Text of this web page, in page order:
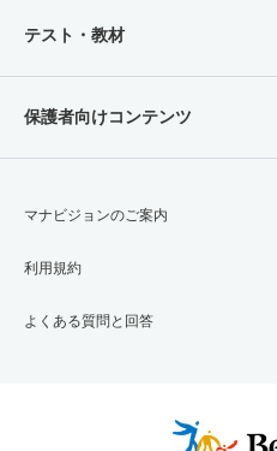
テスト・教材
保護者向けコンテンツ
マナビジョンのご案内
利用規約
よくある質問と回答